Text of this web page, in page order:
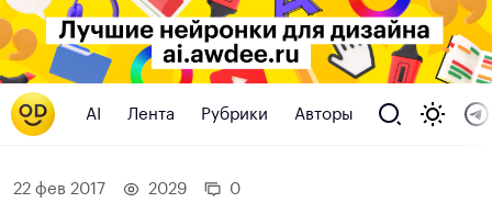
AI Лента Рубрики Авторы
22 фев 2017 2029 0